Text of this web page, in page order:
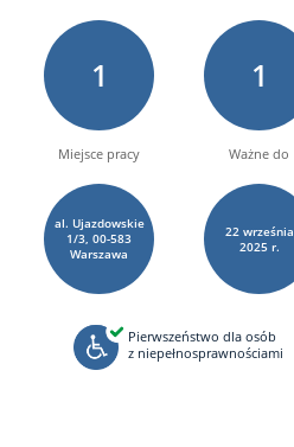
1 1
Miejsce pracy
al. Ujazdowskie
1/3, 00-583
Warszawa
Ważne do
22 września
2025 r.
Pierwszeństwo dla osób
z niepełnosprawnościami